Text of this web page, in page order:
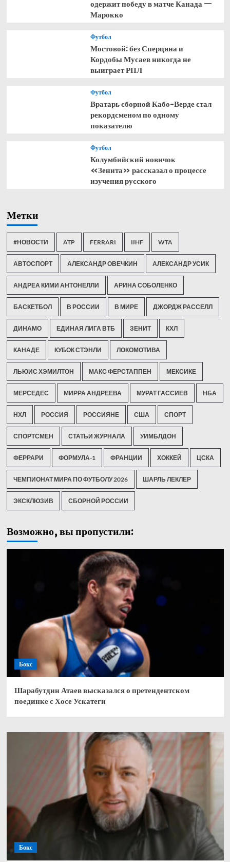
одержит победу в матче Канада —
Марокко
Футбол
Мостовой: без Сперцяна и
Кордобы Мусаев никогда не
выиграет РПЛ
Футбол
Вратарь сборной Кабо-Верде стал
рекордсменом по одному
показателю
Футбол
Колумбийский новичок
«Зенита» рассказал о процессе
изучения русского
Метки
#НОВОСТИ ATP FERRARI IIHF WTA
АВТОСПОРТ АЛЕКСАНДР ОВЕЧКИН АЛЕКСАНДР УСИК
АНДРЕА КИМИ АНТОНЕЛЛИ АРИНА СОБОЛЕНКО
БАСКЕТБОЛ В РОССИИ В МИРЕ ДЖОРДЖ РАССЕЛЛ
ДИНАМО ЕДИНАЯ ЛИГА ВТБ ЗЕНИТ КХЛ
КАНАДЕ КУБОК СТЭНЛИ ЛОКОМОТИВА
ЛЬЮИС ХЭМИЛТОН МАКС ФЕРСТАППЕН МЕКСИКЕ
МЕРСЕДЕС МИРРА АНДРЕЕВА МУРАТ ГАССИЕВ НБА
НХЛ РОССИЯ РОССИЯНЕ США СПОРТ
СПОРТСМЕН СТАТЬИ ЖУРНАЛА УИМБЛДОН
ФЕРРАРИ ФОРМУЛА-1 ФРАНЦИИ ХОККЕЙ ЦСКА
ЧЕМПИОНАТ МИРА ПО ФУТБОЛУ 2026 ШАРЛЬ ЛЕКЛЕР
ЭКСКЛЮЗИВ СБОРНОЙ РОССИИ
Возможно, вы пропустили:
Бокс
Шарабутдин Атаев высказался о претендентском
поединке с Хосе Ускатеги
Бокс